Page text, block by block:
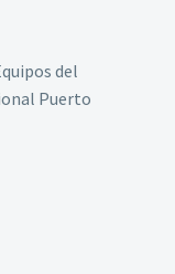
del
Puerto